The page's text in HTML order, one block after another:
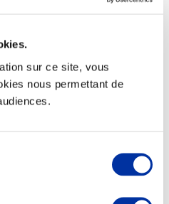
sur ce site, vous
nous permettant de
en marché